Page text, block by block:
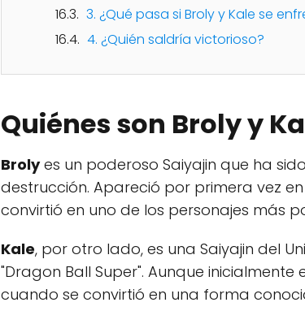
3. ¿Qué pasa si Broly y Kale se
4. ¿Quién saldría victorioso?
Quiénes son Broly y
Brolyes un poderoso Saiyajin que ha
destrucción. Apareció por primera vez
convirtió en uno de los personajes más
Kale, por otro lado, es una Saiyajin del
"Dragon Ball Super". Aunque
cuando se convirtió en una forma